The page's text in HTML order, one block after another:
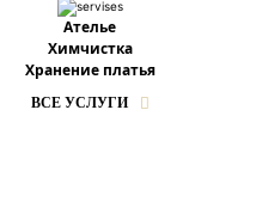
Ателье
Химчистка
Хранение платья
ВСЕ УСЛУГИ